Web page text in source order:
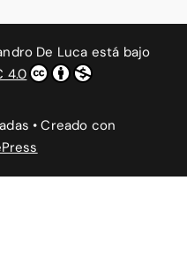
De Luca está bajo
4.0
• Creado con